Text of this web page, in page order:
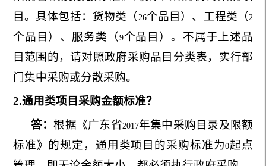
目。具体包括：货物类（ 26个品目）、工程类（2
个品目）、服务类（ 9个品目）。不属于上述品
目范围的，请对照政府采购品目分类表，实行部
门集中采购或分散采购。
2.通用类项目采购金额标准？
答：根据《广东省2017年集中采购目录及限额
标准》的规定，通用类项目的采购标准为0起点